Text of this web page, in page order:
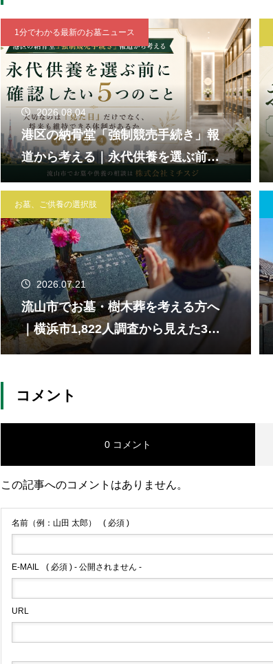
1分でわかる最新のお墓ニュース
2026.08.04
港区の納骨堂「強制競売手続き」報
道から考える｜永代供養を選ぶ前に
確認したい5つのこと
お墓、ご供養の選択肢
2026.07.21
流山市でお墓・樹木葬を考える方へ
｜横浜市1,822人調査から見えた3つ
の不安
コメント
0 コメント
この記事へのコメントはありません。
名前（例：山田 太郎） ( 必須 )
E-MAIL ( 必須 ) - 公開されません -
URL